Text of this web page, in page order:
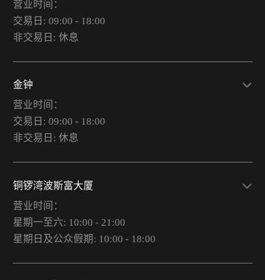
营业时间：
交易日: 09:00 - 18:00
非交易日: 休息
金钟
营业时间：
交易日: 09:00 - 18:00
非交易日: 休息
铜锣湾波斯富大厦
营业时间：
星期一至六: 10:00 - 21:00
星期日及公众假期: 10:00 - 18:00